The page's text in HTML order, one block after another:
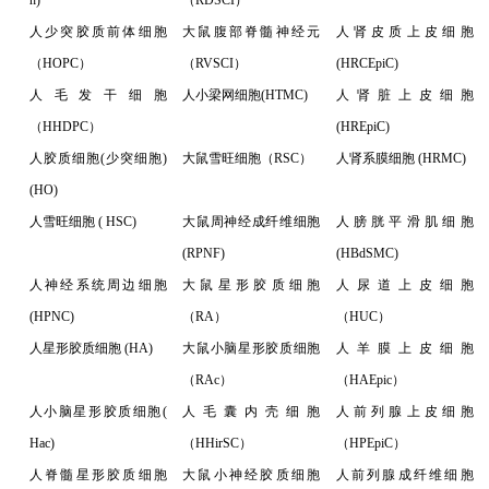
人少突胶质前体细胞
（HOPC）
大鼠腹部脊髓神经元
（RVSCI）
人肾皮质上皮细胞
(HRCEpiC)
人毛发干细胞
（HHDPC）
人小梁网细胞(HTMC) 人肾脏上皮细胞
(HREpiC)
人胶质细胞(少突细胞)
(HO)
大鼠雪旺细胞（RSC） 人肾系膜细胞 (HRMC)
人雪旺细胞 ( HSC) 大鼠周神经成纤维细胞
(RPNF)
人膀胱平滑肌细胞
(HBdSMC)
人神经系统周边细胞
(HPNC)
大鼠星形胶质细胞
（RA）
人尿道上皮细胞
（HUC）
人星形胶质细胞 (HA) 大鼠小脑星形胶质细胞
（RAc）
人羊膜上皮细胞
（HAEpic）
人小脑星形胶质细胞(
Hac)
人毛囊内壳细胞
（HHirSC）
人前列腺上皮细胞
（HPEpiC）
人脊髓星形胶质细胞 大鼠小神经胶质细胞 人前列腺成纤维细胞